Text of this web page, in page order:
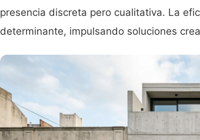
presencia discreta pero cualitativa. La
determinante, impulsando soluciones